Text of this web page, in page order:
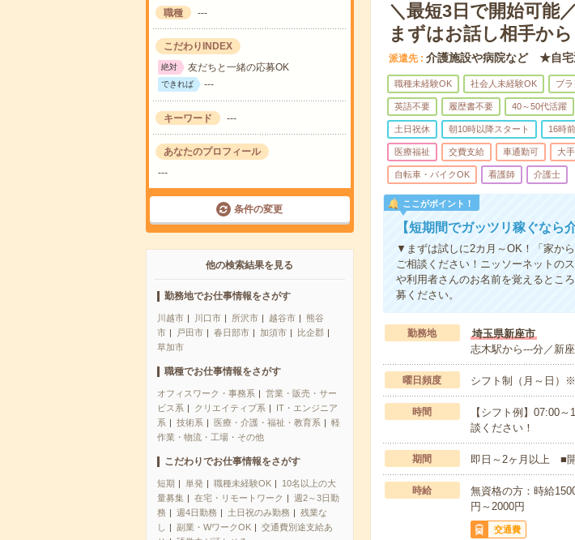
職種 ---
こだわりINDEX
絶対 友だちと一緒の応募OK
できれば ---
キーワード ---
あなたのプロフィール
---
条件の変更
他の検索結果を見る
勤務地でお仕事情報をさがす
川越市 川口市 所沢市 越谷市
熊谷
市
戸田市 春日部市 加須市
比企郡
草加市
職種でお仕事情報をさがす
オフィスワーク・事務系
営業・販売・サー
ビス系
クリエイティブ系
IT・エンジニア
系
技術系 医療・介護・福祉・教育系
軽
作業・物流・工場・その他
こだわりでお仕事情報をさがす
短期 単発 職種未経験OK
10名以上の大
量募集
在宅・リモートワーク
週2～3日勤
務
週4日勤務 土日祝のみ勤務
残業な
し
副業・WワークOK
交通費別途支給あ
＼最短3日で開始可能
まずはお話し相手から
派遣先 介護施設や病院など ★自宅
職種未経験OK 社会人未経験OK ブ
英語不要 履歴書不要 40～50代活躍
土日祝休 朝10時以降スタート 16時
医療福祉 交費支給 車通勤可 大手
自転車・バイクOK 看護師 介護士
ここがポイント！
【短期間でガッツリ稼ぐなら
▼まずは試しに2カ月～OK！「家か
ご相談ください！ニッソーネットの
や利用者さんのお名前を覚えるとこ
募ください。
勤務地
埼玉県新座市
志木駅から---分／新
曜日頻度 シフト制（月～日）
時間
【シフト例】07:00
談ください！
期間 即日～2ヶ月以上 ■
時給
無資格の方：時給
円～2000円
交通費